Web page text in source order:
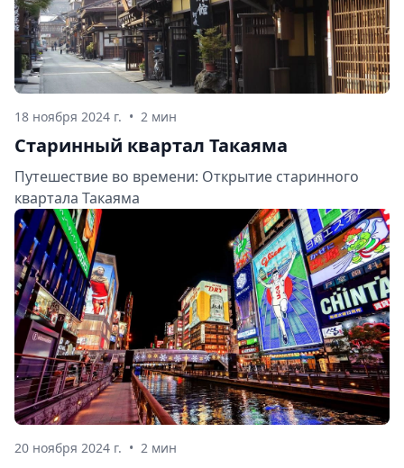
18 ноября 2024 г. • 2 мин
Старинный квартал Такаяма
Путешествие во времени: Открытие старинного
квартала Такаяма
20 ноября 2024 г. • 2 мин